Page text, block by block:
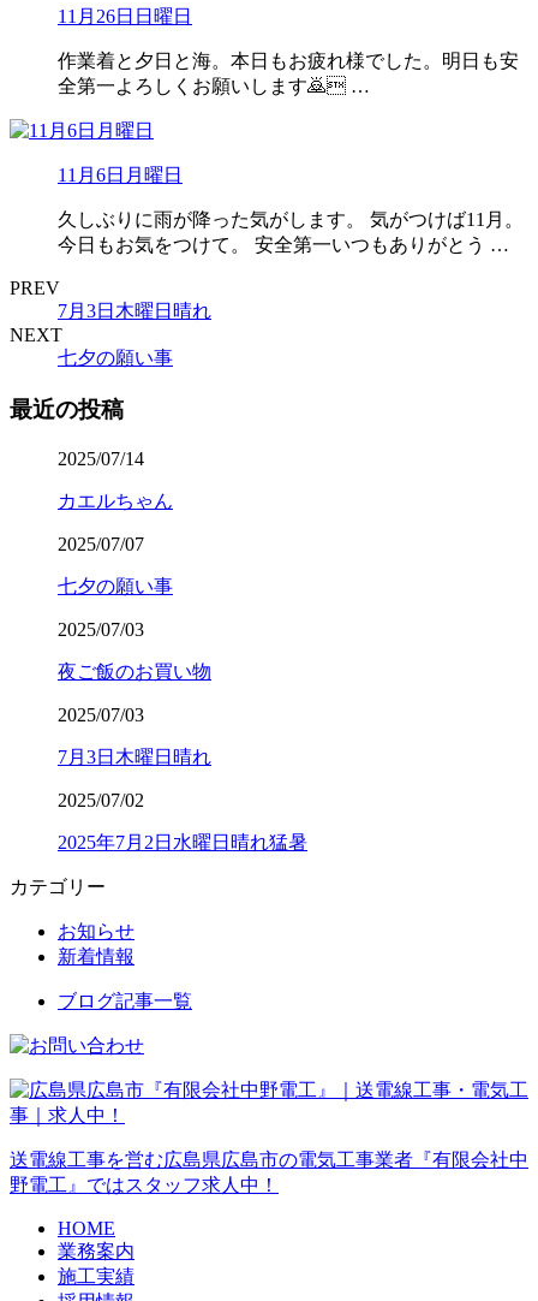
11月26日日曜日
作業着と夕日と海。本日もお疲れ様でした。明日も安
全第一よろしくお願いします🙇 …
11月6日月曜日
久しぶりに雨が降った気がします。 気がつけば11月。
今日もお気をつけて。 安全第一いつもありがとう …
PREV
7月3日木曜日晴れ
NEXT
七夕の願い事
最近の投稿
2025/07/14
カエルちゃん
2025/07/07
七夕の願い事
2025/07/03
夜ご飯のお買い物
2025/07/03
7月3日木曜日晴れ
2025/07/02
2025年7月2日水曜日晴れ猛暑
カテゴリー
お知らせ
新着情報
ブログ記事一覧
送電線工事を営む広島県広島市の電気工事業者『有限会社中
野電工』ではスタッフ求人中！
HOME
業務案内
施工実績